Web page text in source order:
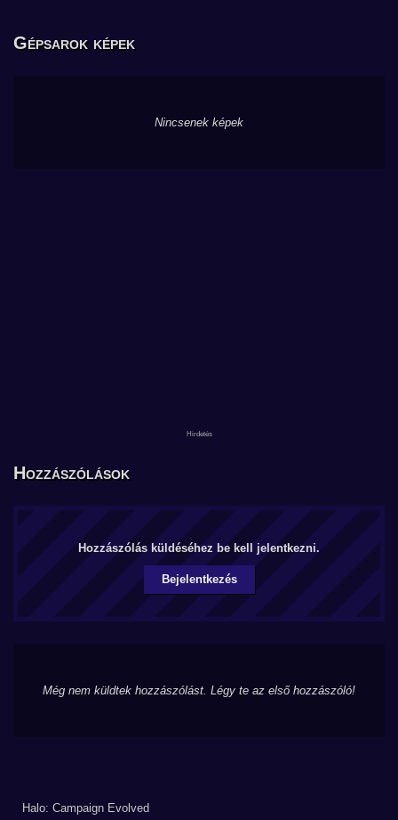
Gépsarok képek
Nincsenek képek
Hozzászólások
Hozzászólás küldéséhez be kell jelentkezni.
Bejelentkezés
Még nem küldtek hozzászólást. Légy te az első hozzászóló!
Halo: Campaign Evolved